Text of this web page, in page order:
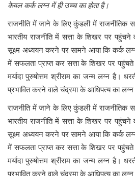
केवल कर्क लग्न में ही उच्च का होता है।
राजनीति में जाने के लिए कुंडली में राजनीतिक
भारतीय राजनीति में सत्ता के शिखर पर
सूक्ष्म अध्ययन करने पर सामने आया कि कर्क
में सफलता प्राप्त कर सत्ता के शिखर पर
मर्यादा पुरुषोत्तम श्रीराम का जन्म लग्न है।
प्रभावित करने वाले चंद्रमा के आधिपत्य का लग्न
राजनीति में जाने के लिए कुंडली में राजनीतिक
भारतीय राजनीति में सत्ता के शिखर पर
सूक्ष्म अध्ययन करने पर सामने आया कि कर्क
में सफलता प्राप्त कर सत्ता के शिखर पर
मर्यादा पुरुषोत्तम श्रीराम का जन्म लग्न है।
प्रभावित करने वाले चंद्रमा के आधिपत्य का लग्न